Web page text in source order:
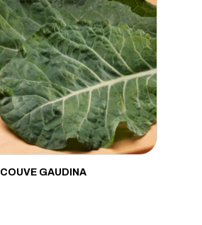
COUVE GAUDINA